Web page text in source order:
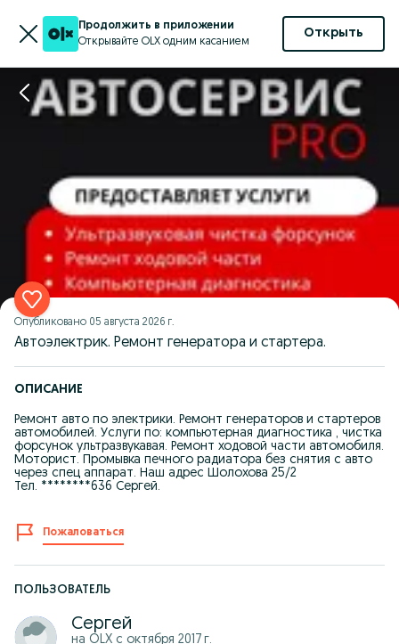
Продолжить в приложении
Открывайте OLX одним касанием
Открыть
Опубликовано 05 августа 2026 г.
Автоэлектрик. Ремонт генератора и стартера.
ОПИСАНИЕ
Ремонт авто по электрики. Ремонт генераторов и стартеров
автомобилей. Услуги по: компьютерная диагностика , чистка
форсунок ультразвукавая. Ремонт ходовой части автомобиля.
Моторист. Промывка печного радиатора без снятия с авто
через спец аппарат. Наш адрес Шолохова 25/2
Тел. ********636 Сергей.
Пожаловаться
ПОЛЬЗОВАТЕЛЬ
Сергей
на OLX с октября 2017 г.